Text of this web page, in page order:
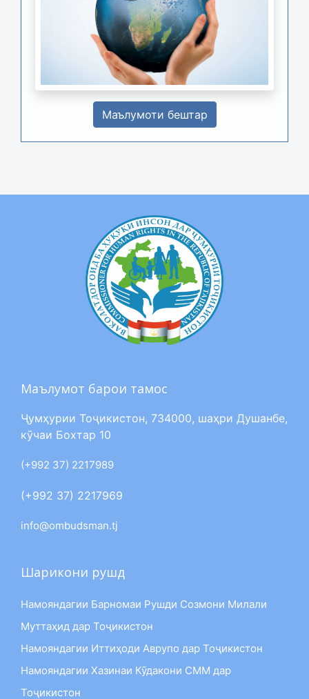
Маълумоти бештар
Маълумот барои тамос
Ҷумҳурии Тоҷикистон, 734000, шаҳри Душанбе,
кӯчаи Бохтар 10
(+992 37) 2217989
(+992 37) 2217969
info@ombudsman.tj
Шарикони рушд
Намояндагии Барномаи Рушди Созмони Милали
Муттаҳид дар Тоҷикистон
Намояндагии Иттиҳоди Аврупо дар Тоҷикистон
Намояндагии Хазинаи Кӯдакони СММ дар
Тоҷикистон